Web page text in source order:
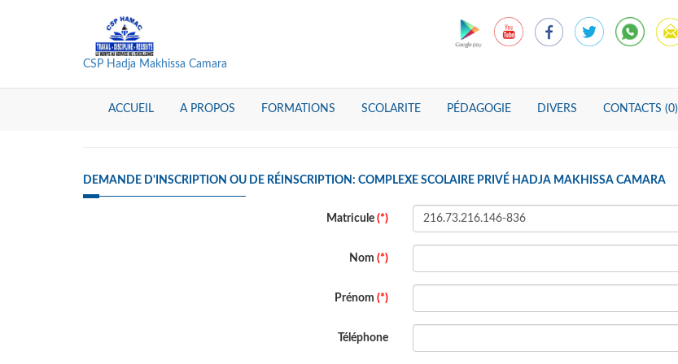
CSP Hadja Makhissa Camara
ACCUEIL A PROPOS FORMATIONS SCOLARITE PÉDAGOGIE DIVERS CONTACTS (0)
DEMANDE D'INSCRIPTION OU DE RÉINSCRIPTION: COMPLEXE SCOLAIRE PRIVÉ HADJA MAKHISSA CAMARA
Matricule (*)
Nom (*)
Prénom (*)
Téléphone